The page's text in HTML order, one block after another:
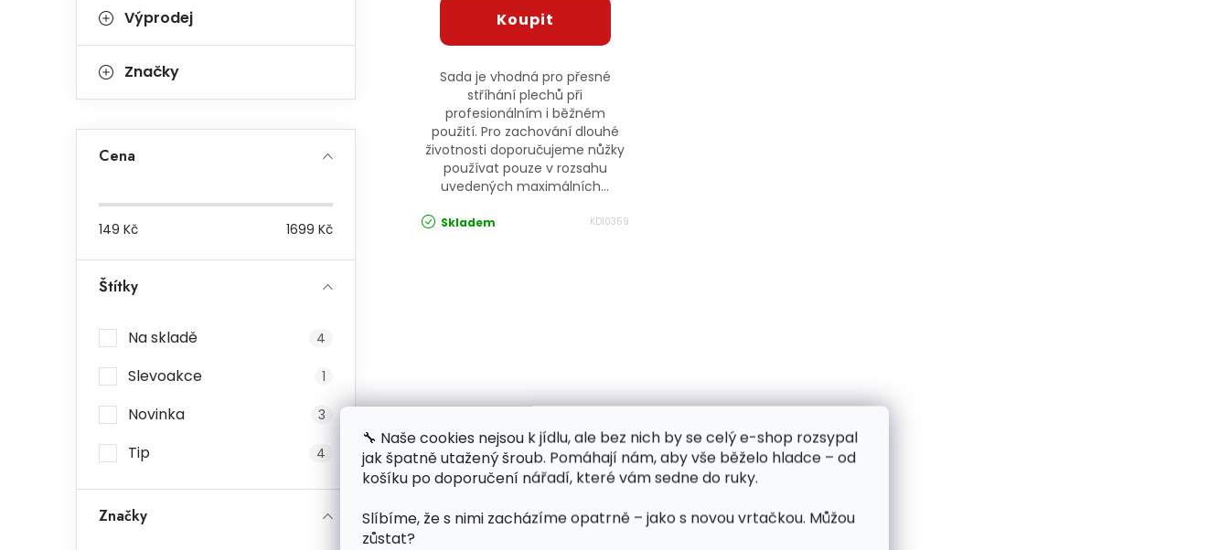
🔧 Naše cookies nejsou k jídlu, ale bez nich by se celý e-shop rozsypal
jak špatně utažený šroub. Pomáhají nám, aby vše běželo hladce – od
košíku po doporučení nářadí, které vám sedne do ruky.
Slíbíme, že s nimi zacházíme opatrně – jako s novou vrtačkou. Můžou
zůstat?
Výprodej
Značky
Cena
149 Kč 1699 Kč
Štítky
Na skladě 4
Slevoakce 1
Novinka 3
Tip 4
Značky
Sada je vhodná pro přesné
stříhání plechů při
profesionálním i běžném
použití. Pro zachování dlouhé
životnosti doporučujeme nůžky
používat pouze v rozsahu
uvedených maximálních...
Skladem KD10359